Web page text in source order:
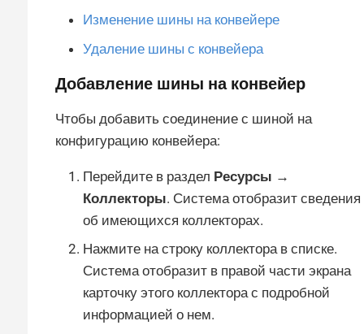
Изменение шины на конвейере
Удаление шины с конвейера
Добавление шины на конвейер
Чтобы добавить соединение с шиной на
конфигурацию конвейера:
Перейдите в раздел Ресурсы →
Коллекторы. Система отобразит сведения
об имеющихся коллекторах.
Нажмите на строку коллектора в списке.
Система отобразит в правой части экрана
карточку этого коллектора с подробной
информацией о нем.